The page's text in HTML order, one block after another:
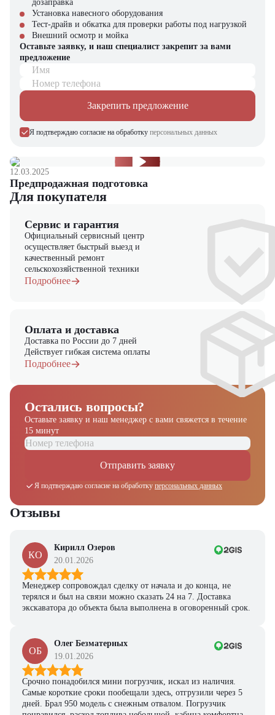
несколько машин одновременно. Он сочетает мощность,
маневренность и комфорт, что делает его востребованным в разных
отраслях. Выбирая Cukurova 888, вы инвестируете в универсальную
и долговечную технику, которая будет приносить стабильную
выгоду вашей компании.
Экскаватор-погрузчик Cukurova 888
«ЦТО». Мы являемся официальным дилером и предлагаем только
новые модели техники. На нашем сайте вы найдёте широкий выбор
спецтехники, вилочной и малой складской техники, навесного
оборудования и оригинальных запчастей.
дозаправка
Установка навесного оборудования
Тест-драйв и обкатка для проверки работы под нагрузкой
Внешний осмотр и мойка
Оставьте заявку, и наш специалист закрепит за вами
предложение
Имя
Номер телефона
Закрепить предложение
Я подтверждаю согласие на обработку персональных данных
12.03.2025
Предпродажная подготовка
Для покупателя
Сервис и гарантия
Официальный сервисный центр
осуществляет быстрый выезд и
качественный ремонт
сельскохозяйственной техники
Подробнее
Оплата и доставка
Доставка по России до 7 дней
Действует гибкая система оплаты
Подробнее
Остались вопросы?
Оставьте заявку и наш менеджер с вами свяжется в течение
15 минут
Отправить заявку
Я подтверждаю согласие на обработку персональных данных
Отзывы
КО
Кирилл Озеров
20.01.2026
Менеджер сопровождал сделку от начала и до конца, не
терялся и был на связи можно сказать 24 на 7. Доставка
экскаватора до объекта была выполнена в оговоренный срок.
ОБ
Олег Безматерных
19.01.2026
Срочно понадобился мини погрузчик, искал из наличия.
Самые короткие сроки пообещали здесь, отгрузили через 5
дней. Брал 950 модель с снежным отвалом. Погрузчик
Получите выгодное
предложение на спецтехнику
из наличия!
Ответьте на несколько вопросов — мы предоставим
покупки